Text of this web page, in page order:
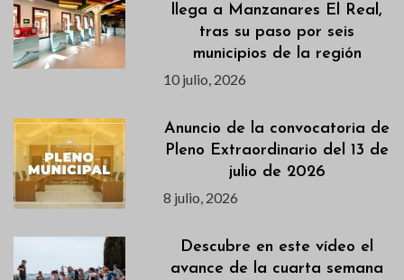
llega a Manzanares El Real,
tras su paso por seis
municipios de la región
10 julio, 2026
Anuncio de la convocatoria de
Pleno Extraordinario del 13 de
julio de 2026
8 julio, 2026
Descubre en este vídeo el
avance de la cuarta semana